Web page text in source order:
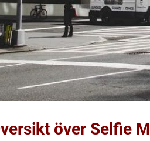
över Selfie